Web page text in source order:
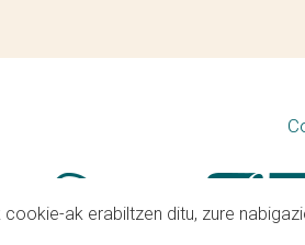
cookie-ak erabiltzen ditu, zure